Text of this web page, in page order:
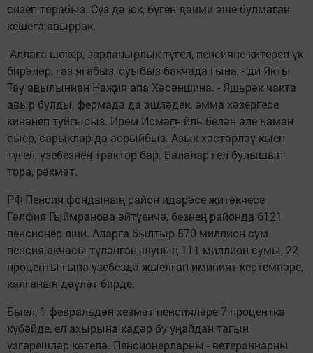
сизеп торабыз. Сүз дә юк, бүген даими эше булмаган
кешегә авыррак.
-Аллага шөкер, зарланырлык түгел, пенсияне китереп үк
бирәләр, газ ягабыз, суыбыз бакчада гына, - ди Якты
Тау авылыннан Наҗия апа Хәсәншина. - Яшьрәк чакта
авыр булды, фермада да эшләдек, әмма хәзергесе
кинәнеп туйгысыз. Ирем Исмәгыйль белән әле һаман
сыер, сарыклар да асрыйбыз. Азык хәстәрләү кыен
түгел, үзебезнең трактор бар. Балалар гел булышып
тора, рәхмәт.
РФ Пенсия фондының район идарәсе җитәкчесе
Гөлфия Гыймранова әйтүенчә, безнең районда 6121
пенсионер яши. Аларга былтыр 570 миллион сум
пенсия акчасы түләнгән, шуның 111 миллион сумы, 22
проценты гына үзебездә җыелган иминият кертемнәре,
калганын дәүләт бирде.
Быел, 1 февральдән хезмәт пенсияләре 7 процентка
күбәйде, ел ахырына кадәр бу уңайдан тагын
үзгәрешләр көтелә. Пенсионерларны - ветераннарны